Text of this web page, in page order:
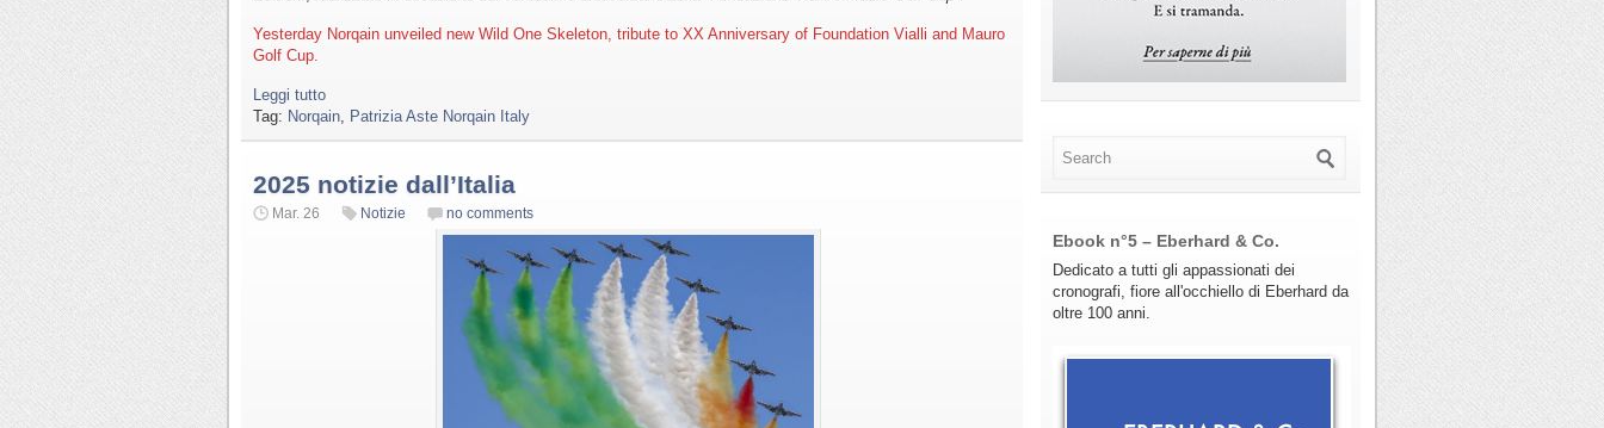
Yesterday Norqain unveiled new Wild One Skeleton, tribute to XX Anniversary of Foundation Vialli and Mauro
Golf Cup.
Leggi tutto
Tag: Norqain Patrizia Aste Norqain Italy
2025 notizie dall’Italia
Mar. 26 Notizie no comments
Ebook n°5 – Eberhard & Co.
Dedicato a tutti gli appassionati dei
cronografi, fiore all'occhiello di Eberhard da
oltre 100 anni.